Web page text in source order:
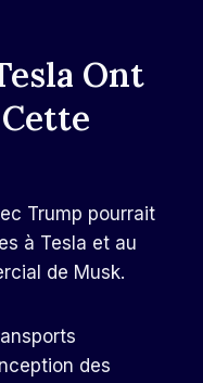
Ont
Trump pourrait
à Tesla et au
de Musk.
des